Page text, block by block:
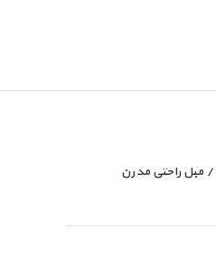
/ مبل راحتی مدرن